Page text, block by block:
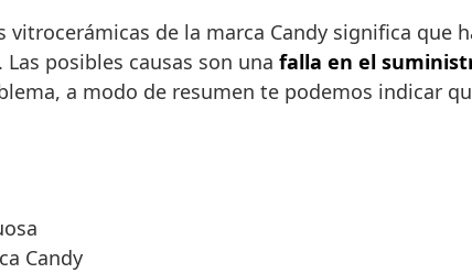
vitrocerámicas de la marca Candy significa que
posibles causas son una falla en el
a modo de resumen te podemos indicar
Candy